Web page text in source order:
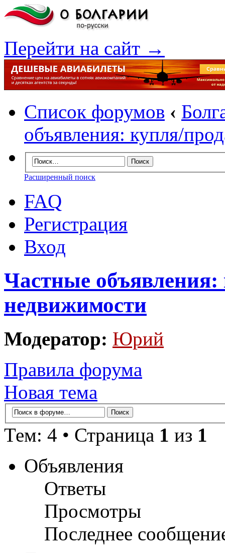
Перейти на сайт →
Список форумов ‹
объявления: купля/
Расширенный поиск
FAQ
Регистрация
Вход
Частные
недвижимости
Модератор: Юрий
Правила форума
Новая тема
Тем: 4 • Страница 1 из 1
Объявления
Ответы
Просмотры
Последнее